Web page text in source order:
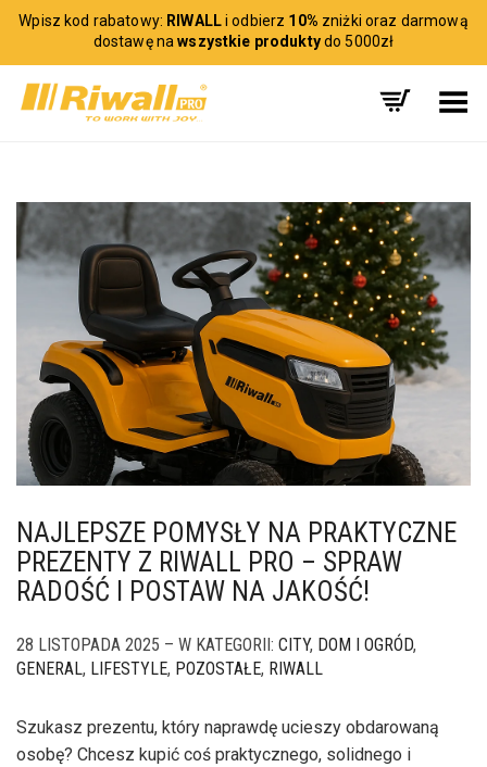
Wpisz kod rabatowy: RIWALLi odbierz 10% zniżki oraz darmową
dostawę nawszystkie produktydo 5000zł
Toggle Menu
NAJLEPSZE POMYSŁY NA PRAKTYCZNE
PREZENTY Z RIWALL PRO – SPRAW
RADOŚĆ I POSTAW NA JAKOŚĆ!
28 LISTOPADA 2025 – W KATEGORII: CITY, DOM I OGRÓD,
GENERAL, LIFESTYLE, POZOSTAŁE, RIWALL
Szukasz prezentu, który naprawdę ucieszy obdarowaną
osobę? Chcesz kupić coś praktycznego, solidnego i